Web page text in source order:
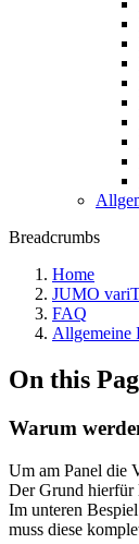
Breadcrumbs
Home
JUMO
FAQ
Allgemeine
On this
Warum
Um am Panel die
Der Grund hierfür
Im unteren
muss diese